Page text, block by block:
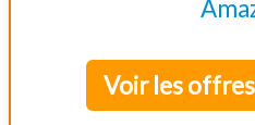
Voir les